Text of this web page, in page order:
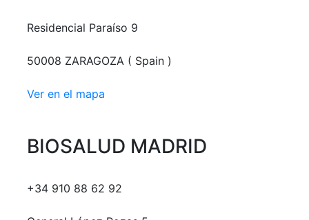
Residencial Paraíso 9
50008 ZARAGOZA ( Spain )
Ver en el mapa
BIOSALUD MADRID
+34 910 88 62 92